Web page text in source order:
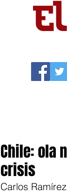
Chile: ola
crisis
Carlos Ramírez